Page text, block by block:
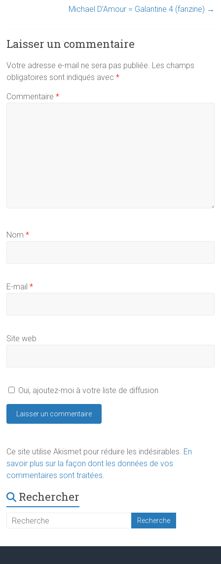
Michael D’Amour = Galantine 4 (fanzine) →
Laisser un commentaire
Votre adresse e-mail ne sera pas publiée. Les champs
obligatoires sont indiqués avec*
Commentaire*
Nom*
E-mail*
Site web
Oui, ajoutez-moi à votre liste de diffusion
Ce site utilise Akismet pour réduire les indésirables. En
savoir plus sur la façon dont les données de vos
commentaires sont traitées.
Rechercher